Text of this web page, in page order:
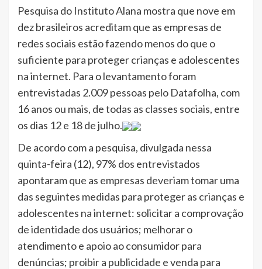
Pesquisa do Instituto Alana mostra que nove em
dez brasileiros acreditam que as empresas de
redes sociais estão fazendo menos do que o
suficiente para proteger crianças e adolescentes
na internet. Para o levantamento foram
entrevistadas 2.009 pessoas pelo Datafolha, com
16 anos ou mais, de todas as classes sociais, entre
os dias 12 e 18 de julho.
De acordo com a pesquisa, divulgada nessa
quinta-feira (12), 97% dos entrevistados
apontaram que as empresas deveriam tomar uma
das seguintes medidas para proteger as crianças e
adolescentes na internet: solicitar a comprovação
de identidade dos usuários; melhorar o
atendimento e apoio ao consumidor para
denúncias; proibir a publicidade e venda para